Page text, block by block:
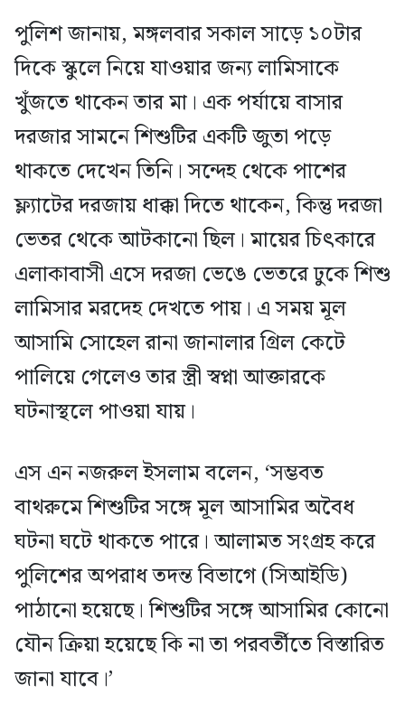
পুলিশ জানায়, মঙ্গলবার সকাল সাড়ে ১০টার
দিকে স্কুলে নিয়ে যাওয়ার জন্য লামিসাকে
খুঁজতে থাকেন তার মা। এক পর্যায়ে বাসার
দরজার সামনে শিশুটির একটি জুতা পড়ে
থাকতে দেখেন তিনি। সন্দেহ থেকে পাশের
ফ্ল্যাটের দরজায় ধাক্কা দিতে থাকেন, কিন্তু দরজা
ভেতর থেকে আটকানো ছিল। মায়ের চিৎকারে
এলাকাবাসী এসে দরজা ভেঙে ভেতরে ঢুকে শিশু
লামিসার মরদেহ দেখতে পায়। এ সময় মূল
আসামি সোহেল রানা জানালার গ্রিল কেটে
পালিয়ে গেলেও তার স্ত্রী স্বপ্না আক্তারকে
ঘটনাস্থলে পাওয়া যায়।
এস এন নজরুল ইসলাম বলেন, ‘সম্ভবত
বাথরুমে শিশুটির সঙ্গে মূল আসামির অবৈধ
ঘটনা ঘটে থাকতে পারে। আলামত সংগ্রহ করে
পুলিশের অপরাধ তদন্ত বিভাগে (সিআইডি)
পাঠানো হয়েছে। শিশুটির সঙ্গে আসামির কোনো
যৌন ক্রিয়া হয়েছে কি না তা পরবর্তীতে বিস্তারিত
জানা যাবে।’